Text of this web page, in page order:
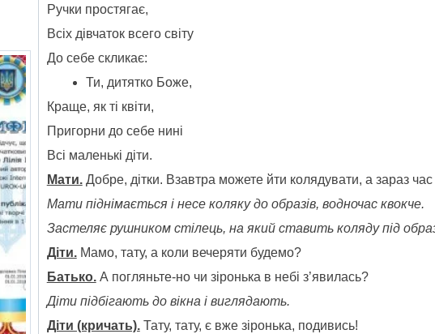
Ручки простягає,
Всіх дівчаток всего світу
До себе скликає:
Ти, дитятко Боже,
Краще, як ті квіти,
Пригорни до себе нині
Всі маленькі діти.
Мати.Добре, дітки. Взавтра можете йти колядувати, а зараз
Мати піднімається і несе коляку до образів, водночас квокче.
Застеляє рушником стілець, на який ставить коляду під
Діти.Мамо, тату, а коли вечеряти будемо?
Батько.А погляньте-но чи зіронька в небі з’явилась?
Діти підбігають до вікна і виглядають.
Діти (кричать).Тату, тату, є вже зіронька, подивись!